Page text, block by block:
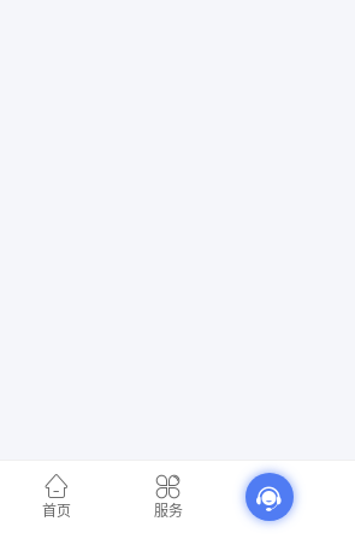
首页 服务